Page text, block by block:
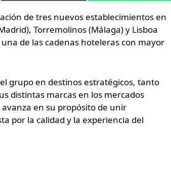
de tres nuevos establecimientos en
Torremolinos (Málaga) y Lisboa
de las cadenas hoteleras con mayor
grupo en destinos estratégicos, tanto
distintas marcas en los mercados
en su propósito de unir
por la calidad y la experiencia del